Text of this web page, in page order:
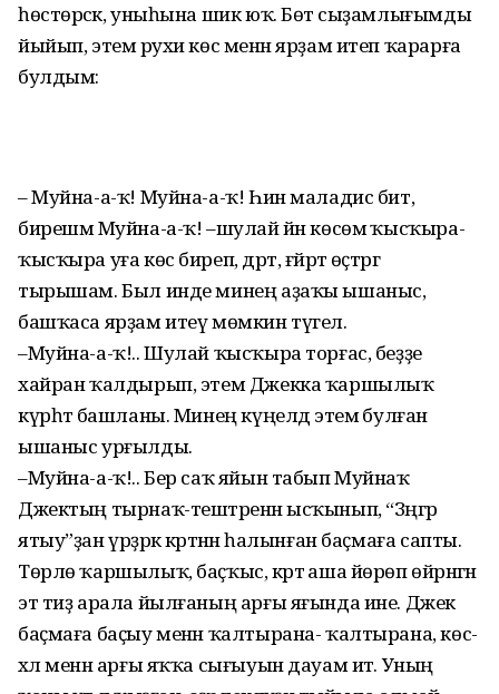
һөстөрәсәк, уныһына шик юҡ. Бөтә сыҙамлығымды
йыйып, этемә рухи көс менән ярҙам итеп ҡарарға
булдым:
– Муйна-а-ҡ! Муйна-а-ҡ! Һин маладис бит,
бирешмә Муйна-а-ҡ! –шулай йән көсөмә ҡысҡыра-
ҡысҡыра уға көс биреп, дәрт, ғәйрәт өҫтәргә
тырышам. Был инде минең аҙаҡы ышаныс,
башҡаса ярҙам итеү мөмкин түгел.
–Муйна-а-ҡ!.. Шулай ҡысҡыра торғас, беҙҙе
хайран ҡалдырып, этем Джекка ҡаршылыҡ
күрһәтә башланы. Минең күңелдә этемә булған
ышаныс урғылды.
–Муйна-а-ҡ!.. Бер саҡ яйын табып Муйнаҡ
Джектың тырнаҡ-тештәренән ысҡынып, “Зәңгәр
ятыу”ҙан үрҙәрәк кәртәнән һалынған баҫмаға сапты.
Төрлө ҡаршылыҡ, баҫҡыс, кәртә аша йөрөп өйрәнгән
эт тиҙ арала йылғаның арғы яғында ине. Джек
баҫмаға баҫыу менән ҡалтырана- ҡалтырана, көс-
хәл менән арғы яҡҡа сығыуын дауам итә. Уның